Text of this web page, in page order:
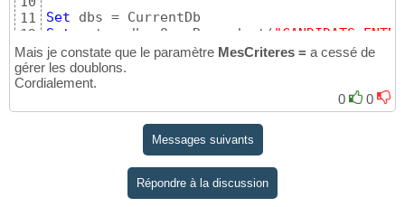
11
12
13
14
15
17
Set
Set
rst = dbs.OpenRecordset (
'Set ctl2 = Me.ANNEE_SCOL
Set
Set
'Set ctl2 = Me.ListeNiveauEVALUATION
' contrôle saisie Classe
(Me.Filtre_AnneeScolaire
        Me.Filtre_AnneeScolaire.SetFocus
'Me.Filtre_AnneeScolaire.Dropdown
Mais je constate que le paramètre MesCriteres = a cessé de
gérer les doublons.
Cordialement.
0
0
Messages suivants
Répondre à la discussion